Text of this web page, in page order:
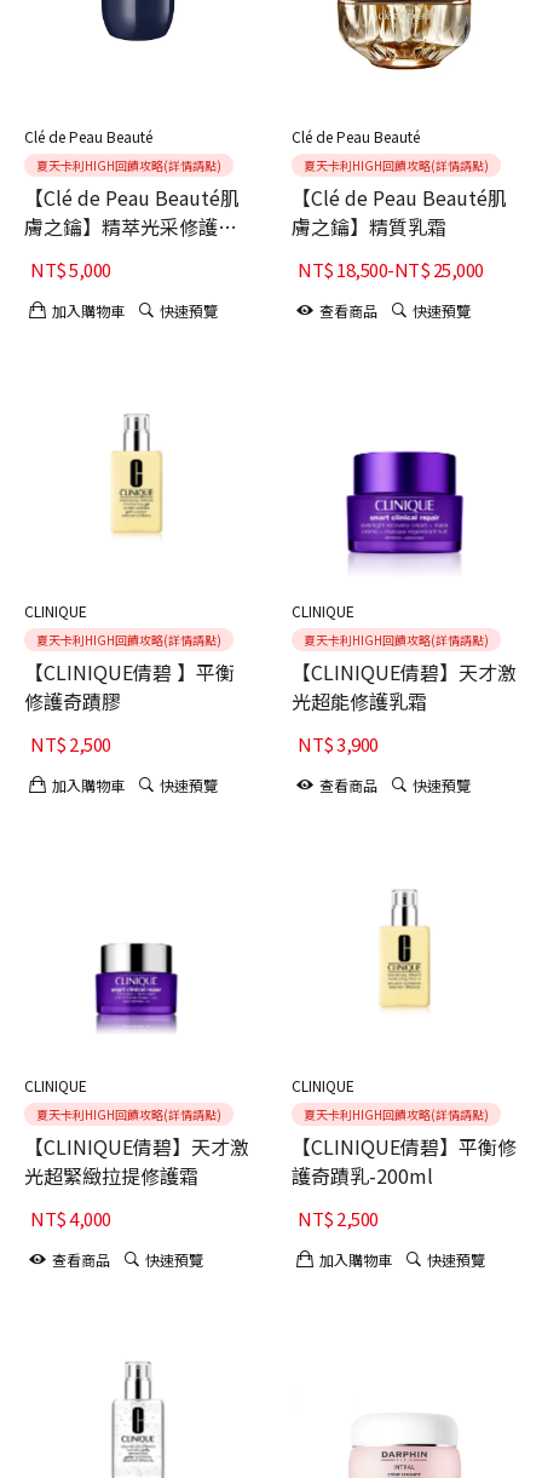
Clé de Peau Beauté
夏天卡利HIGH回饋攻略(詳情請點)
【Clé de Peau Beauté肌
膚之鑰】精萃光采修護精
華霜II(蕊)
NT$5,000
加入購物車 快速預覽
Clé de Peau Beauté
夏天卡利HIGH回饋攻略(詳情請點)
【Clé de Peau Beauté肌
膚之鑰】精質乳霜
NT$18,500-NT$25,000
查看商品 快速預覽
CLINIQUE
夏天卡利HIGH回饋攻略(詳情請點)
【CLINIQUE倩碧 】平衡
修護奇蹟膠
NT$2,500
加入購物車 快速預覽
CLINIQUE
夏天卡利HIGH回饋攻略(詳情請點)
【CLINIQUE倩碧】天才激
光超能修護乳霜
NT$3,900
查看商品 快速預覽
CLINIQUE
夏天卡利HIGH回饋攻略(詳情請點)
【CLINIQUE倩碧】天才激
光超緊緻拉提修護霜
NT$4,000
查看商品 快速預覽
CLINIQUE
夏天卡利HIGH回饋攻略(詳情請點)
【CLINIQUE倩碧】平衡修
護奇蹟乳-200ml
NT$2,500
加入購物車 快速預覽